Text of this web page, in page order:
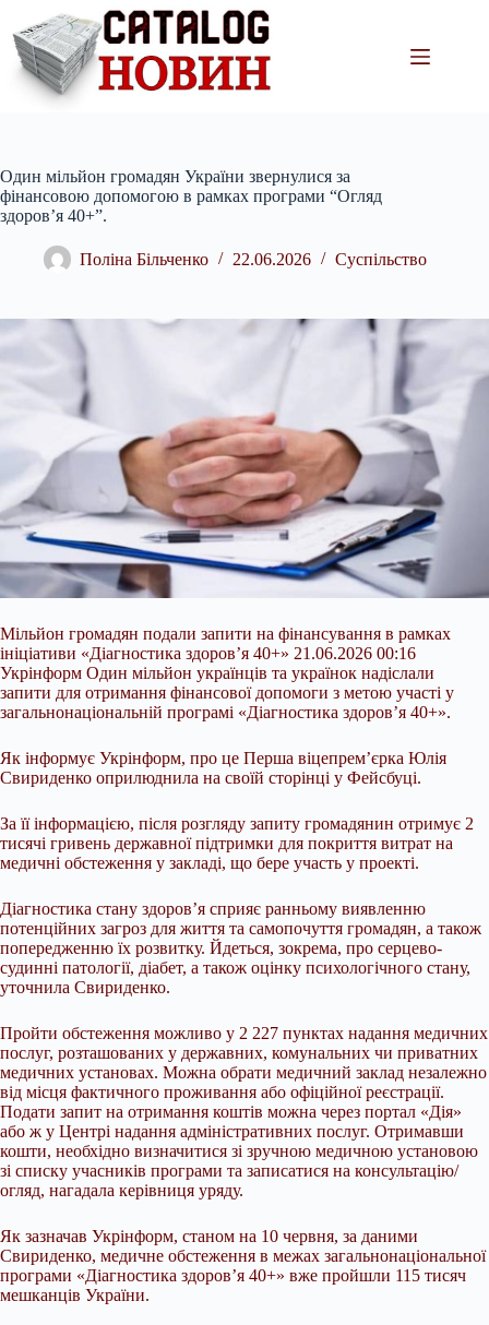
вмісту
Один мільйон громадян України звернулися за
фінансовою допомогою в рамках програми “Огляд
здоров’я 40+”.
Поліна Більченко 22.06.2026 Суспільство
Мільйон громадян подали запити на фінансування в рамках
ініціативи «Діагностика здоров’я 40+» 21.06.2026 00:16
Укрінформ Один мільйон українців та українок надіслали
запити для отримання фінансової допомоги з метою участі у
загальнонаціональній програмі «Діагностика здоров’я 40+».
Як інформує Укрінформ, про це Перша віцепрем’єрка Юлія
Свириденко оприлюднила на своїй сторінці у Фейсбуці.
За її інформацією, після розгляду запиту громадянин отримує 2
тисячі гривень державної підтримки для покриття витрат на
медичні обстеження у закладі, що бере участь у проекті.
Діагностика стану здоров’я сприяє ранньому виявленню
потенційних загроз для життя та самопочуття громадян, а також
попередженню їх розвитку. Йдеться, зокрема, про серцево-
судинні патології, діабет, а також оцінку психологічного стану,
уточнила Свириденко.
Пройти обстеження можливо у 2 227 пунктах надання медичних
послуг, розташованих у державних, комунальних чи приватних
медичних установах. Можна обрати медичний заклад незалежно
від місця фактичного проживання або офіційної реєстрації.
Подати запит на отримання коштів можна через портал «Дія»
або ж у Центрі надання адміністративних послуг. Отримавши
кошти, необхідно визначитися зі зручною медичною установою
зі списку учасників програми та записатися на консультацію/
огляд, нагадала керівниця уряду.
Як зазначав Укрінформ, станом на 10 червня, за даними
Свириденко, медичне обстеження в межах загальнонаціональної
програми «Діагностика здоров’я 40+» вже пройшли 115 тисяч
мешканців України.